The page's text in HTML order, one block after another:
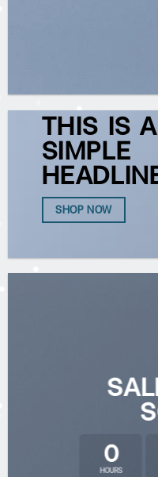
THIS IS A
SIMPLE
SHOP NOW
0
HOURS